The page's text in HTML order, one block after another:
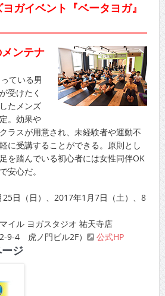
ガイベント『ベータヨガ』
ンテナ
ている男
受けたく
たメンズ
。効果や
ラスが用意され、未経験者や運動不
に受講することができる。原則とし
を踏んでいる初心者には女性同伴OK
安心だ。
25日（日）、2017年1月7日（土）、8
イル ヨガスタジオ 祐天寺店
9-4 虎ノ門ビル2F）
公式HP
ジ